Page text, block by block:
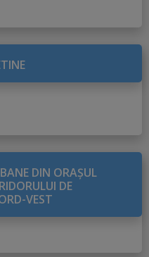
DIN ORAŞUL
DE
VEST